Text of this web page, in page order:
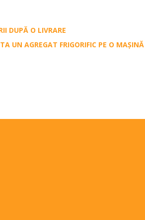
DUPĂ O LIVRARE
UN AGREGAT FRIGORIFIC PE O